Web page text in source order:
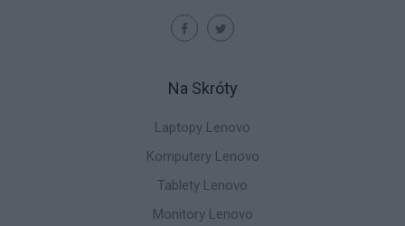
Na Skróty
Laptopy Lenovo
Komputery Lenovo
Tablety Lenovo
Monitory Lenovo